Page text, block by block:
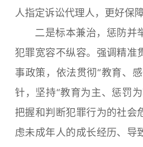
人指定诉讼代理人，更好保
二是标本兼治，惩防并
犯罪宽容不纵容。强调精准
事政策，依法贯彻“教育、
针，坚持“教育为主、惩罚
把握和判断犯罪行为的社会
虑未成年人的成长经历、导